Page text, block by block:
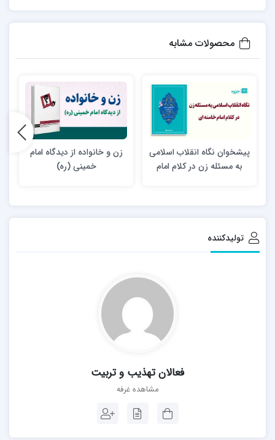
محصولات مشابه
پیشخوان نگاه انقلاب اسلامی
به مسئله زن در کلام امام
زن و خانواده از ديدگاه امام
خمينی (ره)
تولیدکننده
فعالان تهذیب و تربیت
مشاهده غرفه